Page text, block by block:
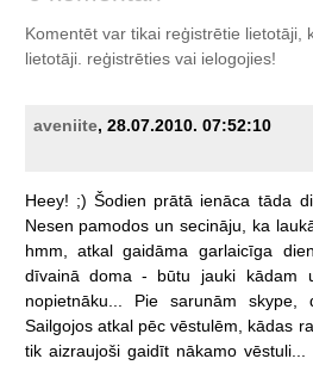
Komentēt var tikai reģistrētie lietotāji,
lietotāji. reģistrētiesvai ielogojies!
aveniite, 28.07.2010. 07:52:10
Heey! ;) Šodien prātā ienāca tāda
Nesen pamodos un secināju, ka
hmm,
atkal gaidāma garlaicīga
dīvainā doma - būtu jauki kādam
nopietnāku...
Pie sarunām skype,
Sailgojos atkal pēc vēstulēm, kādas
tik aizraujoši gaidīt nākamo vēstuli...